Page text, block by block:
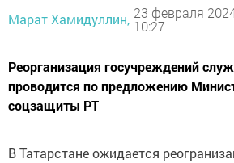
Марат Хамидуллин, 23 февраля
10:27
Реорганизация госучреждений
проводится по предложению
соцзащиты РТ
В Татарстане ожидается